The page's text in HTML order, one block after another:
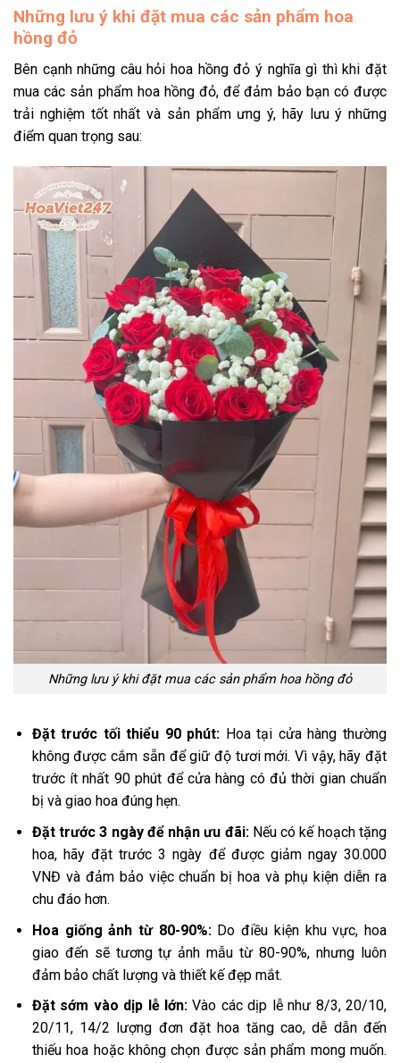
Những lưu ý khi đặt mua các sản phẩm hoa
hồng đỏ
Bên cạnh những câu hỏi hoa hồng đỏ ý nghĩa gì thì khi đặt
mua các sản phẩm hoa hồng đỏ, để đảm bảo bạn có được
trải nghiệm tốt nhất và sản phẩm ưng ý, hãy lưu ý những
điểm quan trọng sau:
Những lưu ý khi đặt mua các sản phẩm hoa hồng đỏ
Đặt trước tối thiểu 90 phút: Hoa tại cửa hàng thường
không được cắm sẵn để giữ độ tươi mới. Vì vậy, hãy đặt
trước ít nhất 90 phút để cửa hàng có đủ thời gian chuẩn
bị và giao hoa đúng hẹn.
Đặt trước 3 ngày để nhận ưu đãi:Nếu có kế hoạch tặng
hoa, hãy đặt trước 3 ngày để được giảm ngay 30.000
VNĐ và đảm bảo việc chuẩn bị hoa và phụ kiện diễn ra
chu đáo hơn.
Hoa giống ảnh từ 80-90%:Do điều kiện khu vực, hoa
giao đến sẽ tương tự ảnh mẫu từ 80-90%, nhưng luôn
đảm bảo chất lượng và thiết kế đẹp mắt.
Đặt sớm vào dịp lễ lớn:Vào các dịp lễ như 8/3, 20/10,
20/11, 14/2 lượng đơn đặt hoa tăng cao, dễ dẫn đến
thiếu hoa hoặc không chọn được sản phẩm mong muốn.